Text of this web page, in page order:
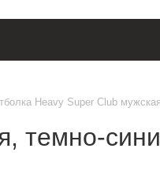
Heavy Super Club мужская
темно-